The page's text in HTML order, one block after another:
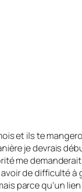
et ils te
je devrais
me
de difficulté
parce qu’un